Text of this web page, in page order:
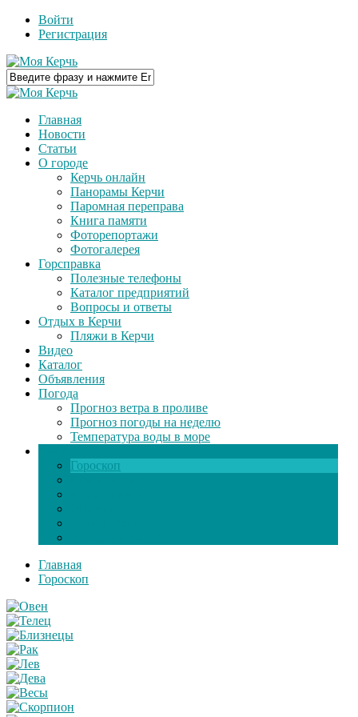
Войти
Регистрация
Главная
Новости
Статьи
О городе
Керчь онлайн
Панорамы Керчи
Паромная переправа
Книга памяти
Фоторепортажи
Фотогалерея
Горсправка
Полезные телефоны
Каталог предприятий
Вопросы и ответы
Отдых в Керчи
Пляжи в Керчи
Видео
Каталог
Объявления
Погода
Прогноз ветра в проливе
Прогноз погоды на неделю
Температура воды в море
Гороскоп
Главная
Гороскоп